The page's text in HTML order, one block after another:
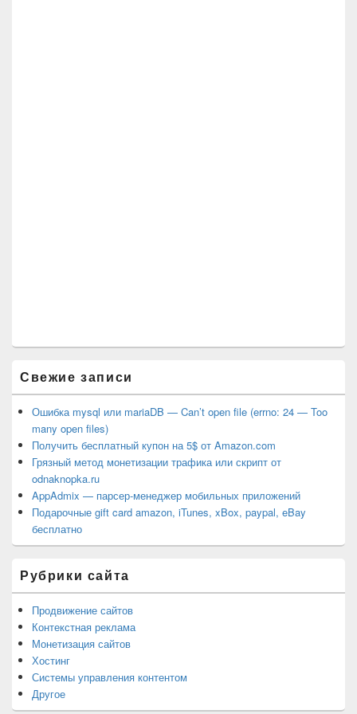
Свежие записи
Ошибка mysql или mariaDB — Can’t open file (errno: 24 — Too
many open files)
Получить бесплатный купон на 5$ от Amazon.com
Грязный метод монетизации трафика или скрипт от
odnaknopka.ru
AppAdmix — парсер-менеджер мобильных приложений
Подарочные gift card amazon, iTunes, xBox, paypal, eBay
бесплатно
Рубрики сайта
Продвижение сайтов
Контекстная реклама
Монетизация сайтов
Хостинг
Системы управления контентом
Другое